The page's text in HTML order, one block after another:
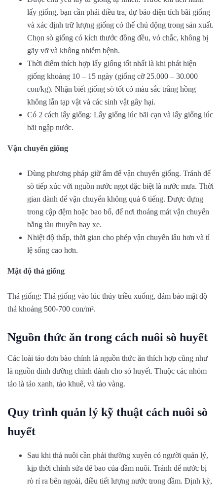
lấy giống, bạn cần phải điều tra, dự báo diện tích bãi giống
và xác định trữ lượng giống có thể chủ động trong sản xuất.
Chọn sò giống có kích thước đồng đều, vỏ chắc, không bị
gãy vỡ và không nhiễm bệnh.
Thời điểm thích hợp lấy giống tốt nhất là khi phát hiện
giống khoảng 10 – 15 ngày (giống cỡ 25.000 – 30.000
con/kg). Nhận biết giống sò tốt có màu sắc trắng hồng
không lẫn tạp vật và các sinh vật gây hại.
Có 2 cách lấy giống: Lấy giống lúc bãi cạn và lấy giống lúc
bãi ngập nước.
Vận chuyển giống
Dùng phương pháp giữ ẩm để vận chuyển giống. Tránh để
sò tiếp xúc với nguồn nước ngọt đặc biệt là nước mưa. Thời
gian dành để vận chuyển không quá 6 tiếng. Được đựng
trong cập đệm hoặc bao bố, để nơi thoáng mát vận chuyển
bằng tàu thuyền hay xe.
Nhiệt độ thấp, thời gian cho phép vận chuyển lâu hơn và tỉ
lệ sống cao hơn.
Mật độ thả giống
Thả giống: Thả giống vào lúc thủy triều xuống, đảm bảo mật độ
thả khoảng 500-700 con/m².
Nguồn thức ăn trong cách nuôi sò huyết
Các loài tảo đơn bào chính là nguồn thức ăn thích hợp cũng như
là nguồn dinh dưỡng chính dành cho sò huyết. Thuộc các nhóm
tảo là tảo xanh, tảo khuê, và tảo vàng.
Quy trình quản lý kỹ thuật cách nuôi sò
huyết
Sau khi thả nuôi cần phải thường xuyên có người quản lý,
kịp thời chỉnh sửa đê bao của đầm nuôi. Tránh để nước bị
rò rỉ ra bên ngoài, điều tiết lượng nước trong đầm. Định kỳ,